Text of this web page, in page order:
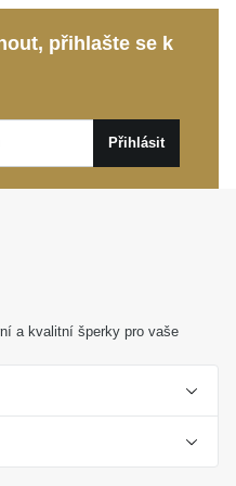
odměnou přímo
denní outfit, tak i
přihlašte se k
Přihlásit
a kvalitní šperky pro vaše